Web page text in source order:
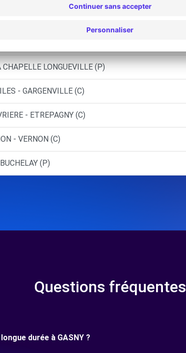
LONGUEVILLE (P)
- GARGENVILLE (C)
- ETREPAGNY (C)
- VERNON (C)
(P)
Questions fréquentes
durée à GASNY ?